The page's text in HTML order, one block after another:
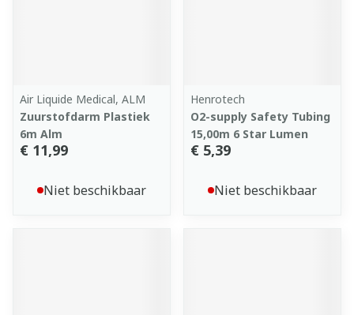
Air Liquide Medical, ALM
Zuurstofdarm Plastiek
6m Alm
€ 11,99
Niet beschikbaar
Henrotech
O2-supply Safety Tubing
15,00m 6 Star Lumen
€ 5,39
Niet beschikbaar